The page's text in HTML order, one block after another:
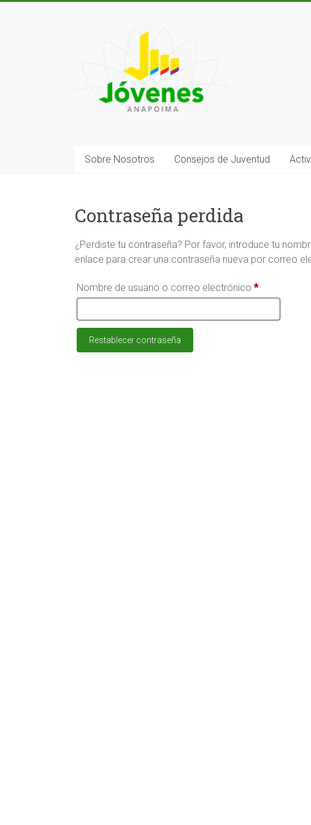
Sobre Nosotros Consejos de Juventud
Contraseña perdida
¿Perdiste tu contraseña? Por favor, introduce tu
enlace para crear una contraseña nueva por correo
Nombre de usuario o correo electrónico *Obligatorio
Restablecer contraseña